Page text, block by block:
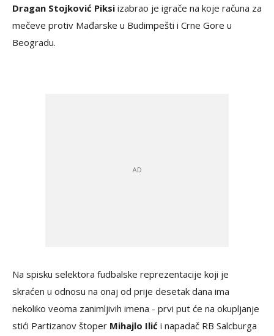
Dragan Stojković Piksi izabrao je igrače na koje računa za
mečeve protiv Mađarske u Budimpešti i Crne Gore u
Beogradu.
Na spisku selektora fudbalske reprezentacije koji je
skraćen u odnosu na onaj od prije desetak dana ima
nekoliko veoma zanimljivih imena - prvi put će na okupljanje
stići Partizanov štoper Mihajlo Ilić i napadač RB Salcburga